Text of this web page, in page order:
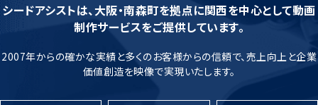
シードアシストは、大阪・南森町を拠点に関西を中心として動画
制作サービスをご提供しています。
2007年からの確かな実績と多くのお客様からの信頼で、売上向上と企業
価値創造を映像で実現いたします。